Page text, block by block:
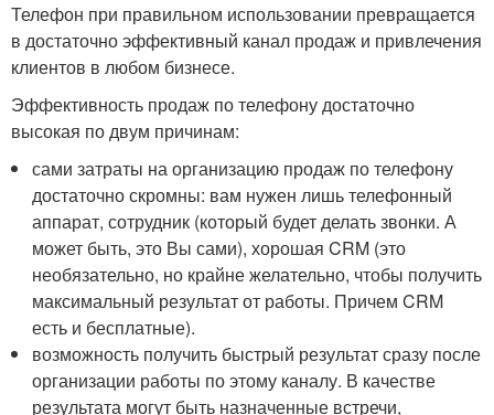
Телефон при правильном использовании превращается
в достаточно эффективный канал продаж и привлечения
клиентов в любом бизнесе.
Эффективность продаж по телефону достаточно
высокая по двум причинам:
сами затраты на организацию продаж по телефону
достаточно скромны: вам нужен лишь телефонный
аппарат, сотрудник (который будет делать звонки. А
может быть, это Вы сами), хорошая CRM (это
необязательно, но крайне желательно, чтобы получить
максимальный результат от работы. Причем CRM
есть и бесплатные).
возможность получить быстрый результат сразу после
организации работы по этому каналу. В качестве
результата могут быть назначенные встречи,